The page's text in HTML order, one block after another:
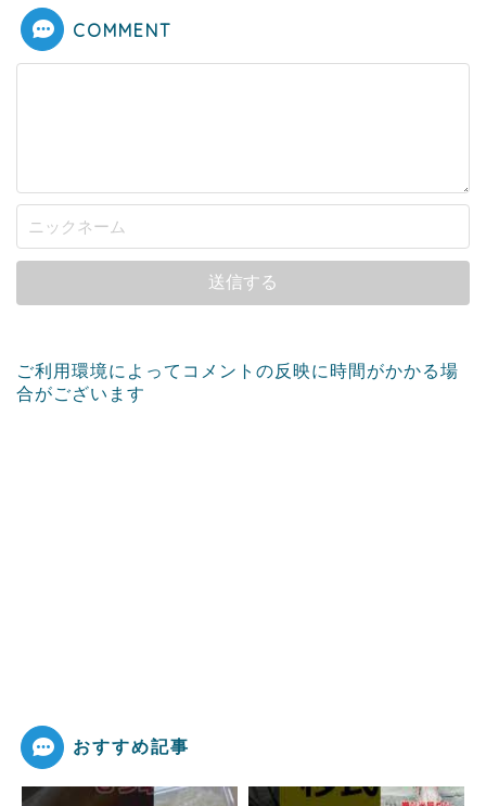
COMMENT
ご利用環境によってコメントの反映に時間がかかる場
合がございます
おすすめ記事